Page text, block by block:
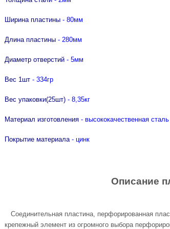
80мм
доски от
80мм
от
и
гвоздодеры
специальные
тонкогубцы Targ
"Nox"
USH
"RENNBOHR"
Ширина пластины - 80мм
Длина пластины - 280мм
Диаметр отверстий - 5мм
Вес 1шт - 334гр
Вес упаковки(25шт) - 8,35кг
Материал изготовления - высококачественная сталь
Покрытие материала- цинк
Описание
Соединительная пластина, перфорированная
крепежный элемент из огромного выбора